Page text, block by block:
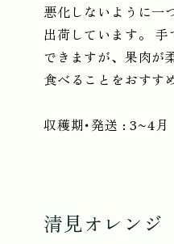
悪化しないように一
出荷しています。
できますが、果肉が
食べることをおすす
収穫期･発送 : 3~4月
清見オレンジ